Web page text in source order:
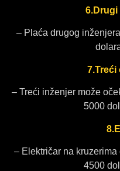
6.Drugi
– Plaća drugog
7.Treći
– Treći inženjer može
5000
– Električar na
4500